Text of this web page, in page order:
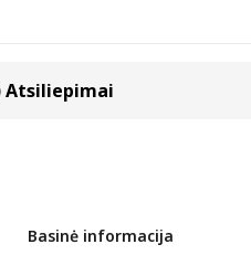
Atsiliepimai
Basinė informacija